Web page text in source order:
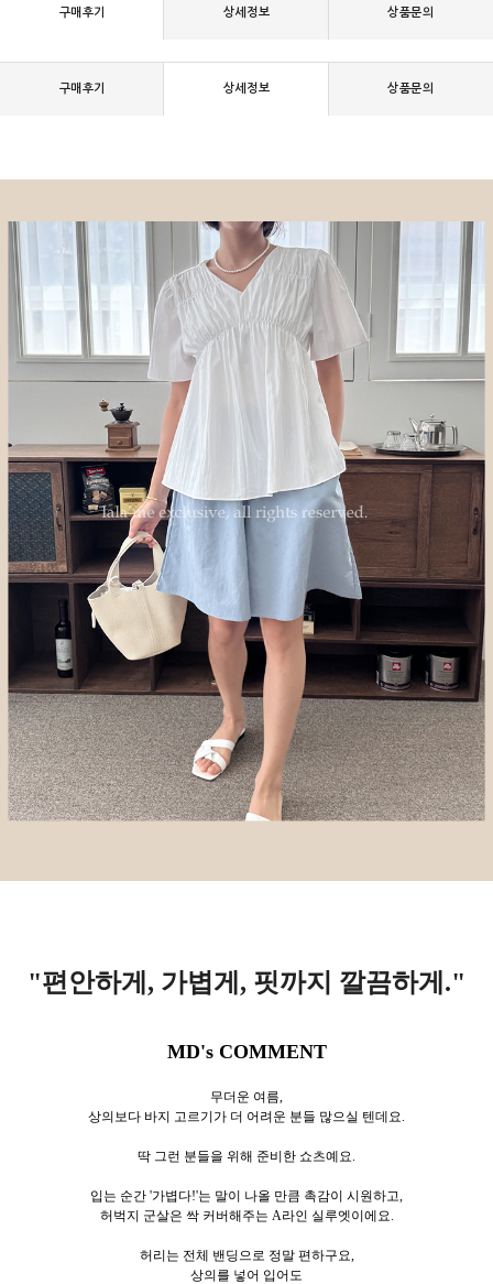
구매후기 상세정보 상품문의
구매후기 상세정보 상품문의
"편안하게, 가볍게, 핏까지 깔끔하게."
MD's COMMENT
무더운 여름,
상의보다 바지 고르기가 더 어려운 분들 많으실 텐데요.
딱 그런 분들을 위해 준비한 쇼츠예요.
입는 순간 '가볍다!'는 말이 나올 만큼 촉감이 시원하고,
허벅지 군살은 싹 커버해주는 A라인 실루엣이에요.
허리는 전체 밴딩으로 정말 편하구요,
상의를 넣어 입어도